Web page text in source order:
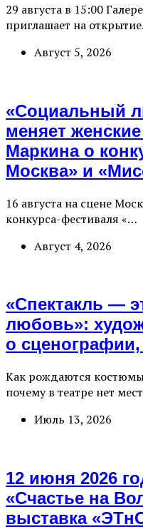
29 августа в 15:00
приглашает на
Август 5, 2026
«Социальный
меняет
Маркина о
Москва» и
16 августа на сцене
конкурса-фестиваля «…
Август 4, 2026
«Спектакль —
любовь»:
о
Как рождаются
почему в театре нет
Июль 13, 2026
12 июня 2026
«Счастье на
выставка